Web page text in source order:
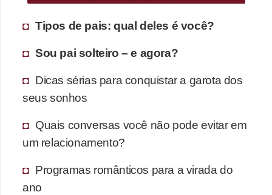
Tipos de pais: qual deles é você?
Sou pai solteiro – e agora?
Dicas sérias para conquistar a garota dos
seus sonhos
Quais conversas você não pode evitar em
um relacionamento?
Programas românticos para a virada do
ano